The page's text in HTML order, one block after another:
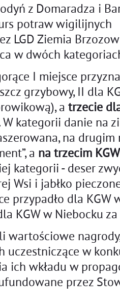
z Domaradza i
potraw wigilijnych
LGD Ziemia
w dwóch
I miejsce
grzybowy, II dla
a trzecie
W kategorii danie na
na drugim
a na trzecim
kategorii - deser
Wsi i jabłko
przypadło dla KGW
KGW w Niebocku
wartościowe
uczestniczące w
ich wkładu w
przez